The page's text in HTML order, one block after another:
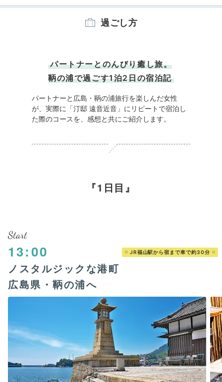
過ごし方
パートナーとのんびり癒し旅。
鞆の浦で過ごす1泊2日の宿泊記
パートナーと広島・鞆の浦旅行を楽しんだ女性
が、実際に「汀邸 遠音近音」にリピートで宿泊し
た際のコースを、感想と共にご紹介します。
1日目
Start
13:00 JR福山駅から宿まで車で約30分
ノスタルジックな港町
広島県・鞆の浦へ